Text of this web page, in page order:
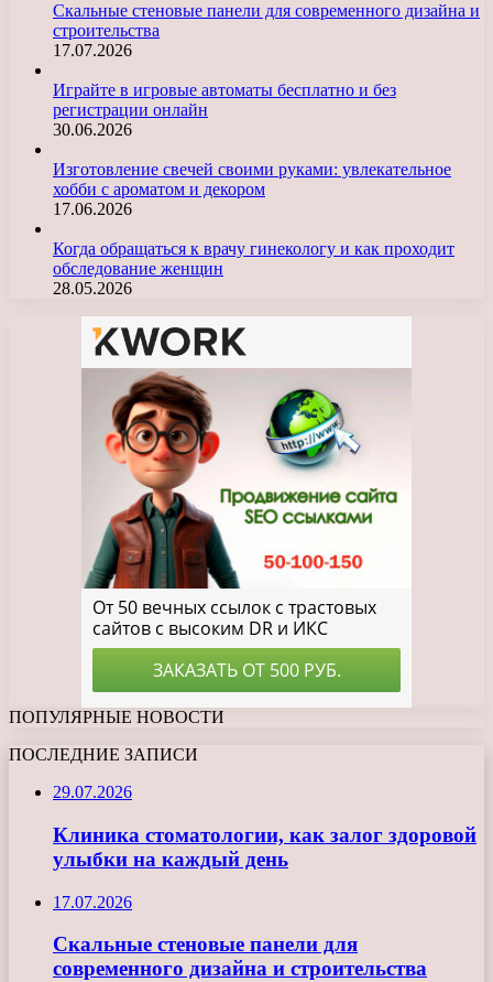
Скальные стеновые панели для современного дизайна и
строительства
17.07.2026
Играйте в игровые автоматы бесплатно и без
регистрации онлайн
30.06.2026
Изготовление свечей своими руками: увлекательное
хобби с ароматом и декором
17.06.2026
Когда обращаться к врачу гинекологу и как проходит
обследование женщин
28.05.2026
ПОПУЛЯРНЫЕ НОВОСТИ
ПОСЛЕДНИЕ ЗАПИСИ
29.07.2026
Клиника стоматологии, как залог здоровой
улыбки на каждый день
17.07.2026
Скальные стеновые панели для
современного дизайна и строительства